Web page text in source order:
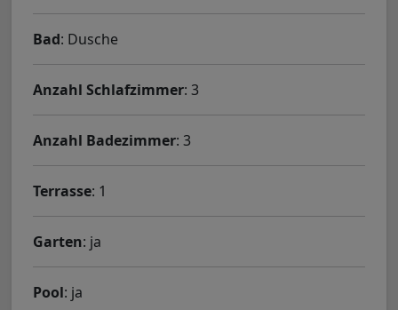
Bad: Dusche
Anzahl Schlafzimmer: 3
Anzahl Badezimmer: 3
Terrasse: 1
Garten: ja
Pool: ja